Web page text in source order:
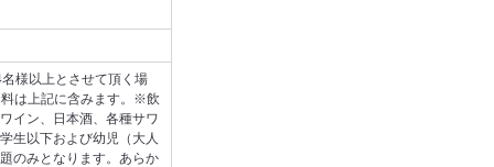
様以上とさせて頂く場
は上記に含みます。※飲
イン、日本酒、各種サワ
生以下および幼児（大人
のみとなります。あらか